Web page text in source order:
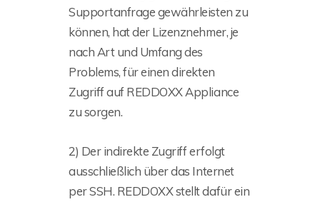
Supportanfrage gewährleisten zu
können, hat der Lizenznehmer, je
nach Art und Umfang des
Problems, für einen direkten
Zugriff auf REDDOXX Appliance
zu sorgen.
2) Der indirekte Zugriff erfolgt
ausschließlich über das Internet
per SSH. REDDOXX stellt dafür ein